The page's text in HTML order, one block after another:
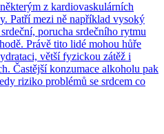
z kardiovaskulárních
Patří mezi ně například vysoký
porucha srdečního rytmu
Právě tito lidé mohou hůře
větší fyzickou zátěž i
Častější konzumace alkoholu pak
riziko problémů se srdcem co